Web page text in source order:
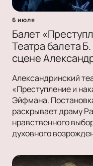
6 июля
Балет
Театра балета
сцене
Александринский
«Преступление и
Эйфмана.
раскрывает драму
нравственного
духовного